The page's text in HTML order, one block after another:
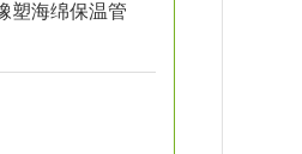
塑海绵保温管